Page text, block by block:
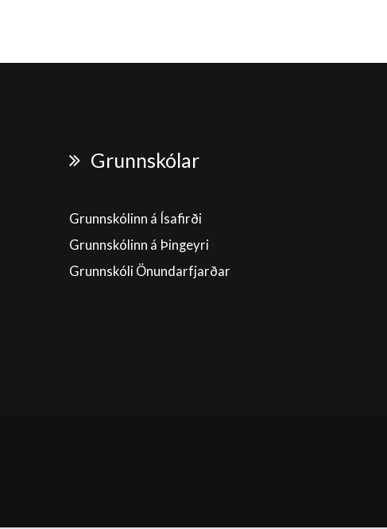
Grunnskólar
Grunnskólinn á Ísafirði
Grunnskólinn á Þingeyri
Grunnskóli Önundarfjarðar